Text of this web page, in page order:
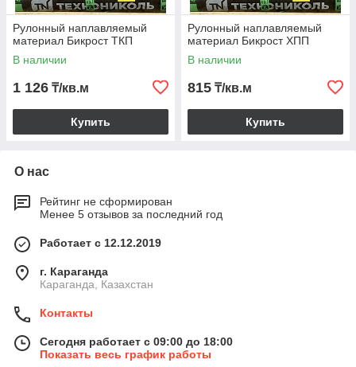
Рулонный наплавляемый
материал Бикрост ТКП
В наличии
1 126 ₸/кв.м
Купить
Рулонный наплавляемый
материал Бикрост ХПП
В наличии
815 ₸/кв.м
Купить
О нас
Рейтинг не сформирован
Менее 5 отзывов за последний год
Работает с 12.12.2019
г. Караганда
Караганда, Казахстан
Контакты
Сегодня работает с 09:00 до 18:00
Показать весь график работы